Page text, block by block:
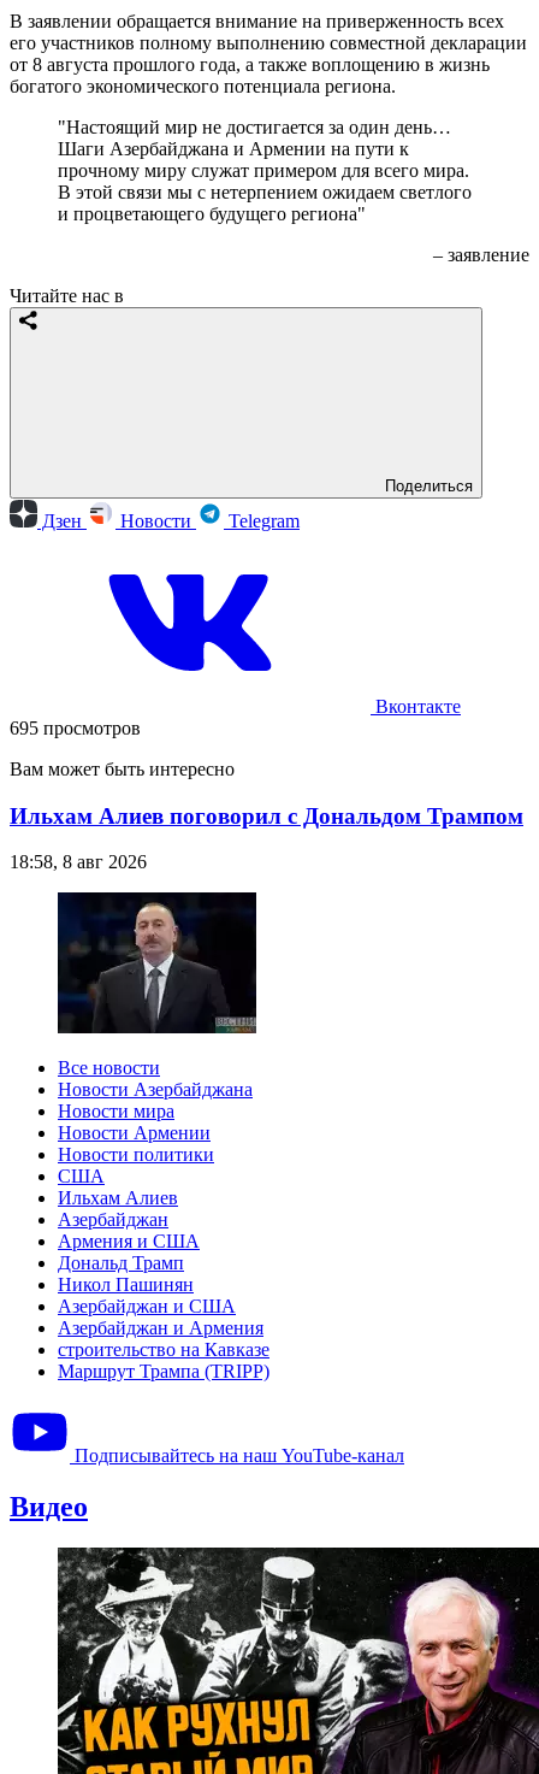
В заявлении обращается внимание на приверженность всех
его участников полному выполнению совместной декларации
от 8 августа прошлого года, а также воплощению в жизнь
богатого экономического потенциала региона.
"Настоящий мир не достигается за один день…
Шаги Азербайджана и Армении на пути к
прочному миру служат примером для всего мира.
В этой связи мы с нетерпением ожидаем светлого
и процветающего будущего региона"
– заявление
Читайте нас в
Поделиться
Дзен Новости Telegram
Вконтакте
695 просмотров
Вам может быть интересно
Ильхам Алиев поговорил с Дональдом Трампом
18:58, 8 авг 2026
Все новости
Новости Азербайджана
Новости мира
Новости Армении
Новости политики
США
Ильхам Алиев
Азербайджан
Армения и США
Дональд Трамп
Никол Пашинян
Азербайджан и США
Азербайджан и Армения
строительство на Кавказе
Маршрут Трампа (TRIPP)
Подписывайтесь на наш YouTube-канал
Видео